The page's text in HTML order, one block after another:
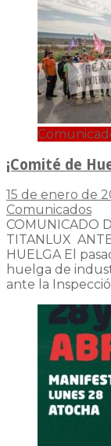
¡Comité de
15 de enero de
Comunicados
COMUNICADO
TITANLUX
HUELGA El
huelga de
ante la